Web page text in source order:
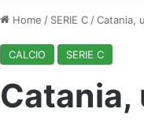
Home / SERIE C /Catania,
CALCIO SERIE C
Catania,